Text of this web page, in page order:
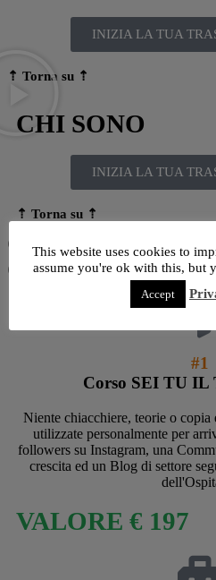
INIZIA LA TUA
⇡ Torna su ⇡
CHI SONO
INIZIA LA TUA
⇡ Torna su ⇡
COSA RICEVI
OGGI :
#1
Corso SEI TU IL
Niente chiacchiere, teorie o
utilizzate personalmente per
followers su Instagram, una
crescita ed un Blog di settore
VALORE € 197
This website uses cookies to
assume you're ok with this, but
Accept